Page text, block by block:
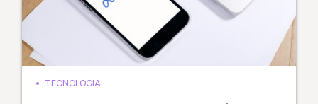
TECNOLOGIA